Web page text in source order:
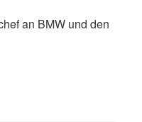
an BMW und den